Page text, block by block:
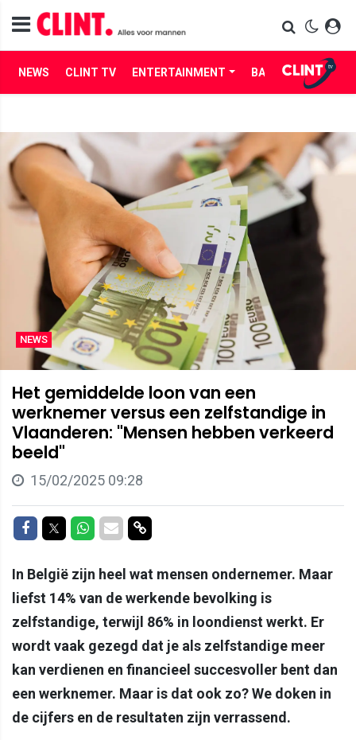
NEWS CLINT TV ENTERTAINMENT BABES LIFE
NEWS
Het gemiddelde loon van een
werknemer versus een zelfstandige in
Vlaanderen: "Mensen hebben verkeerd
beeld"
15/02/2025 09:28
Delen op Facebook
Delen op Twitter
Delen op Whatsapp
Delen via Mail
Delen via link
In België zijn heel wat mensen ondernemer. Maar
liefst 14% van de werkende bevolking is
zelfstandige, terwijl 86% in loondienst werkt. Er
wordt vaak gezegd dat je als zelfstandige meer
kan verdienen en financieel succesvoller bent dan
een werknemer. Maar is dat ook zo? We doken in
de cijfers en de resultaten zijn verrassend.